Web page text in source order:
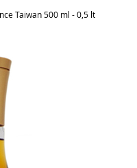
Taiwan 500 ml - 0,5 lt